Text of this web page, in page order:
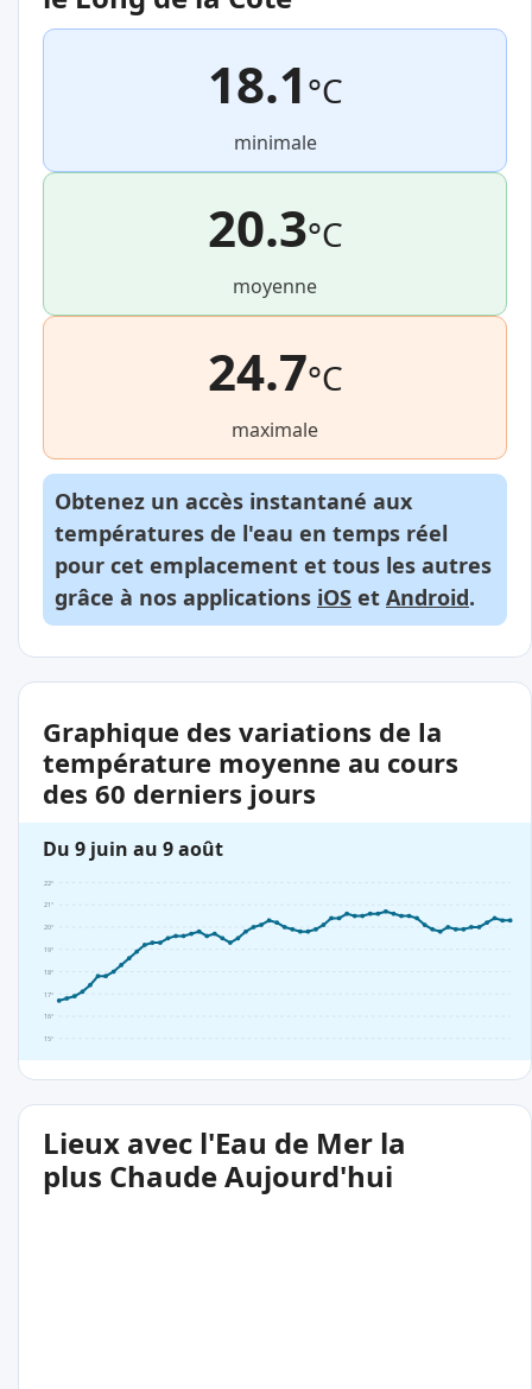
18.1°C
minimale
20.3°C
moyenne
24.7°C
maximale
Obtenez un accès instantané aux
températures de l'eau en temps réel
pour cet emplacement et tous les autres
grâce à nos applications iOS et Android.
Graphique des variations de la
température moyenne au cours
des 60 derniers jours
Du 9 juin au 9 août
15°
16°
17°
18°
19°
20°
21°
22°
Lieux avec l'Eau de Mer la
plus Chaude Aujourd'hui